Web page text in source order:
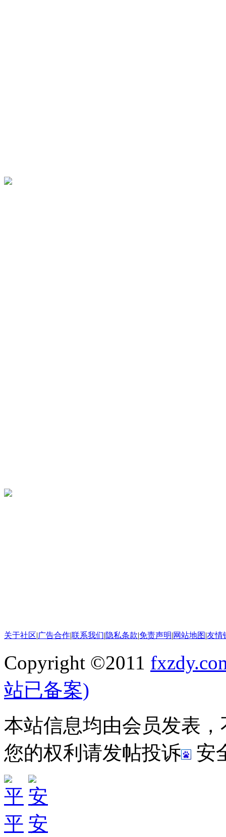
关于社区|广告合作|联系我们|隐私条款|免责声明|网站地图|友情
Copyright ©2011
站已备案)
本站信息均由会员发表
您的权利请发帖投诉
安